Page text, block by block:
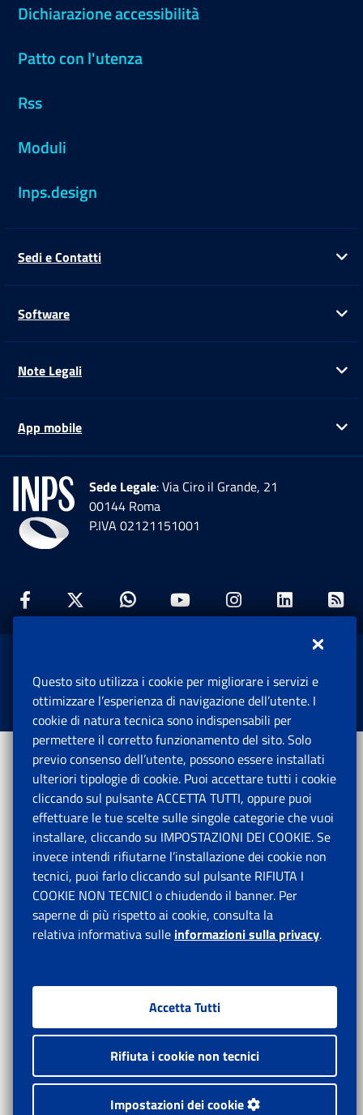
Dichiarazione accessibilità
Patto con l'utenza
Rss
Moduli
Inps.design
Sedi e Contatti
Software
Note Legali
App mobile
Sede Legale: Via Ciro il Grande, 21
00144 Roma
P.IVA 02121151001
Facebook: Apre una nuova finestra
Twitter: Apre una nuova finestra
Whatsapp: Apre una nuova
Youtube: Apre una
Instagram:
Istituto Nazionale Previdenza Sociale.
Tutti i diritti riservati.
Questo sito utilizza i cookie per migliorare i servizi e
ottimizzare l’esperienza di navigazione dell’utente. I
cookie di natura tecnica sono indispensabili per
permettere il corretto funzionamento del sito. Solo
previo consenso dell’utente, possono essere installati
ulteriori tipologie di cookie. Puoi accettare tutti i cookie
cliccando sul pulsante ACCETTA TUTTI, oppure puoi
effettuare le tue scelte sulle singole categorie che vuoi
installare, cliccando su IMPOSTAZIONI DEI COOKIE. Se
invece intendi rifiutarne l’installazione dei cookie non
tecnici, puoi farlo cliccando sul pulsante RIFIUTA I
COOKIE NON TECNICI o chiudendo il banner. Per
saperne di più rispetto ai cookie, consulta la
relativa informativa sulle informazioni sulla privacy.
Accetta Tutti
Rifiuta i cookie non tecnici
Impostazioni dei cookie